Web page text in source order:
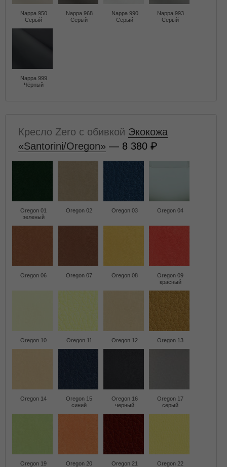
Nappa 950
Серый
Nappa 968
Серый
Nappa 990
Серый
Nappa 993
Серый
Nappa 999
Чёрный
Кресло Zero с обивкой Экокожа
«Santorini/Oregon» — 8 380
Oregon 01
зеленый
Oregon 02 Oregon 03 Oregon 04
Oregon 06 Oregon 07 Oregon 08
Oregon 09
красный
Oregon 10 Oregon 11 Oregon 12 Oregon 13
Oregon 14
Oregon 15
синий
Oregon 16
черный
Oregon 17
серый
Oregon 19 Oregon 20 Oregon 21 Oregon 22